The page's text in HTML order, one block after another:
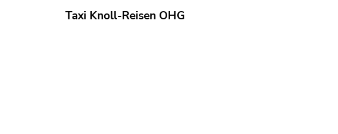
Taxi Knoll-Reisen OHG